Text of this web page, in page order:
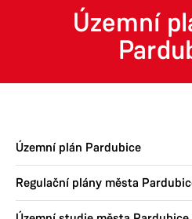
Turista
Aktuality
Územní
Územní plán Pardubice
Regulační plány města